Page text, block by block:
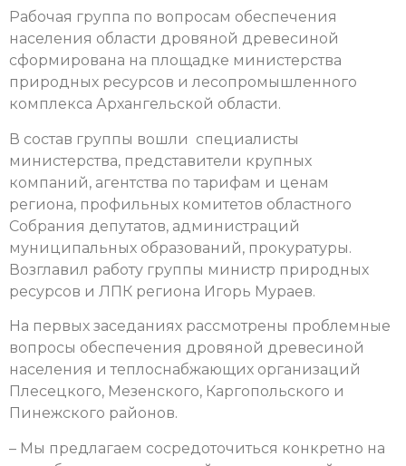
Рабочая группа по вопросам обеспечения
населения области дровяной древесиной
сформирована на площадке министерства
природных ресурсов и лесопромышленного
комплекса Архангельской области.
В состав группы вошли специалисты
министерства, представители крупных
компаний, агентства по тарифам и ценам
региона, профильных комитетов областного
Собрания депутатов, администраций
муниципальных образований, прокуратуры.
Возглавил работу группы министр природных
ресурсов и ЛПК региона Игорь Мураев.
На первых заседаниях рассмотрены проблемные
вопросы обеспечения дровяной древесиной
населения и теплоснабжающих организаций
Плесецкого, Мезенского, Каргопольского и
Пинежского районов.
– Мы предлагаем сосредоточиться конкретно на